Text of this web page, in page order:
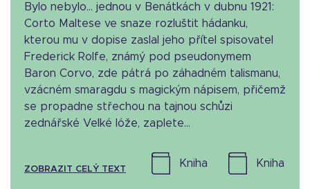
Bylo nebylo… jednou v Benátkách v dubnu 1921:
Corto Maltese ve snaze rozluštit hádanku,
kterou mu v dopise zaslal jeho přítel spisovatel
Frederick Rolfe, známý pod pseudonymem
Baron Corvo, zde pátrá po záhadném talismanu,
vzácném smaragdu s magickým nápisem, přičemž
se propadne střechou na tajnou schůzi
zednářské Velké lóže, zaplete...
ZOBRAZIT CELÝ TEXT
kniha kniha